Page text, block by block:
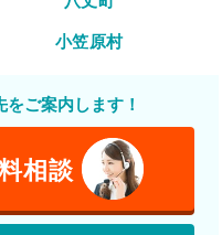
小笠原村
ご案内します！
相談